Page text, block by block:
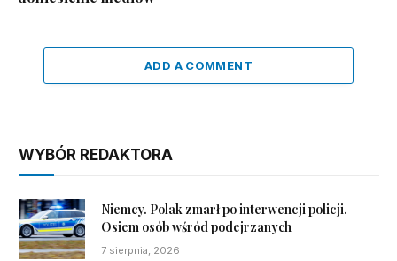
ADD A COMMENT
WYBÓR REDAKTORA
Niemcy. Polak zmarł po interwencji policji.
Osiem osób wśród podejrzanych
7 sierpnia, 2026